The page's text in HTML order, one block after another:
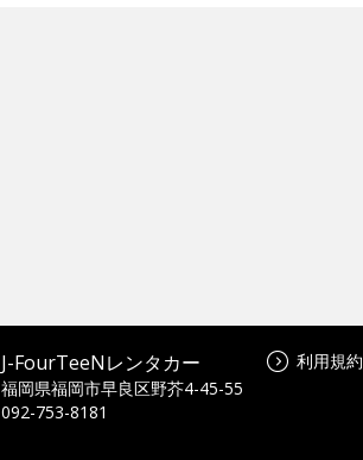
J-FourTeeNレンタカー
福岡県福岡市早良区野芥4-45-55
092-753-8181
利用規約